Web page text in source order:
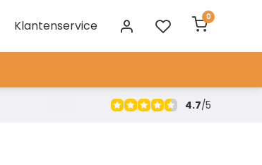
Klantenservice
0
4.7/5